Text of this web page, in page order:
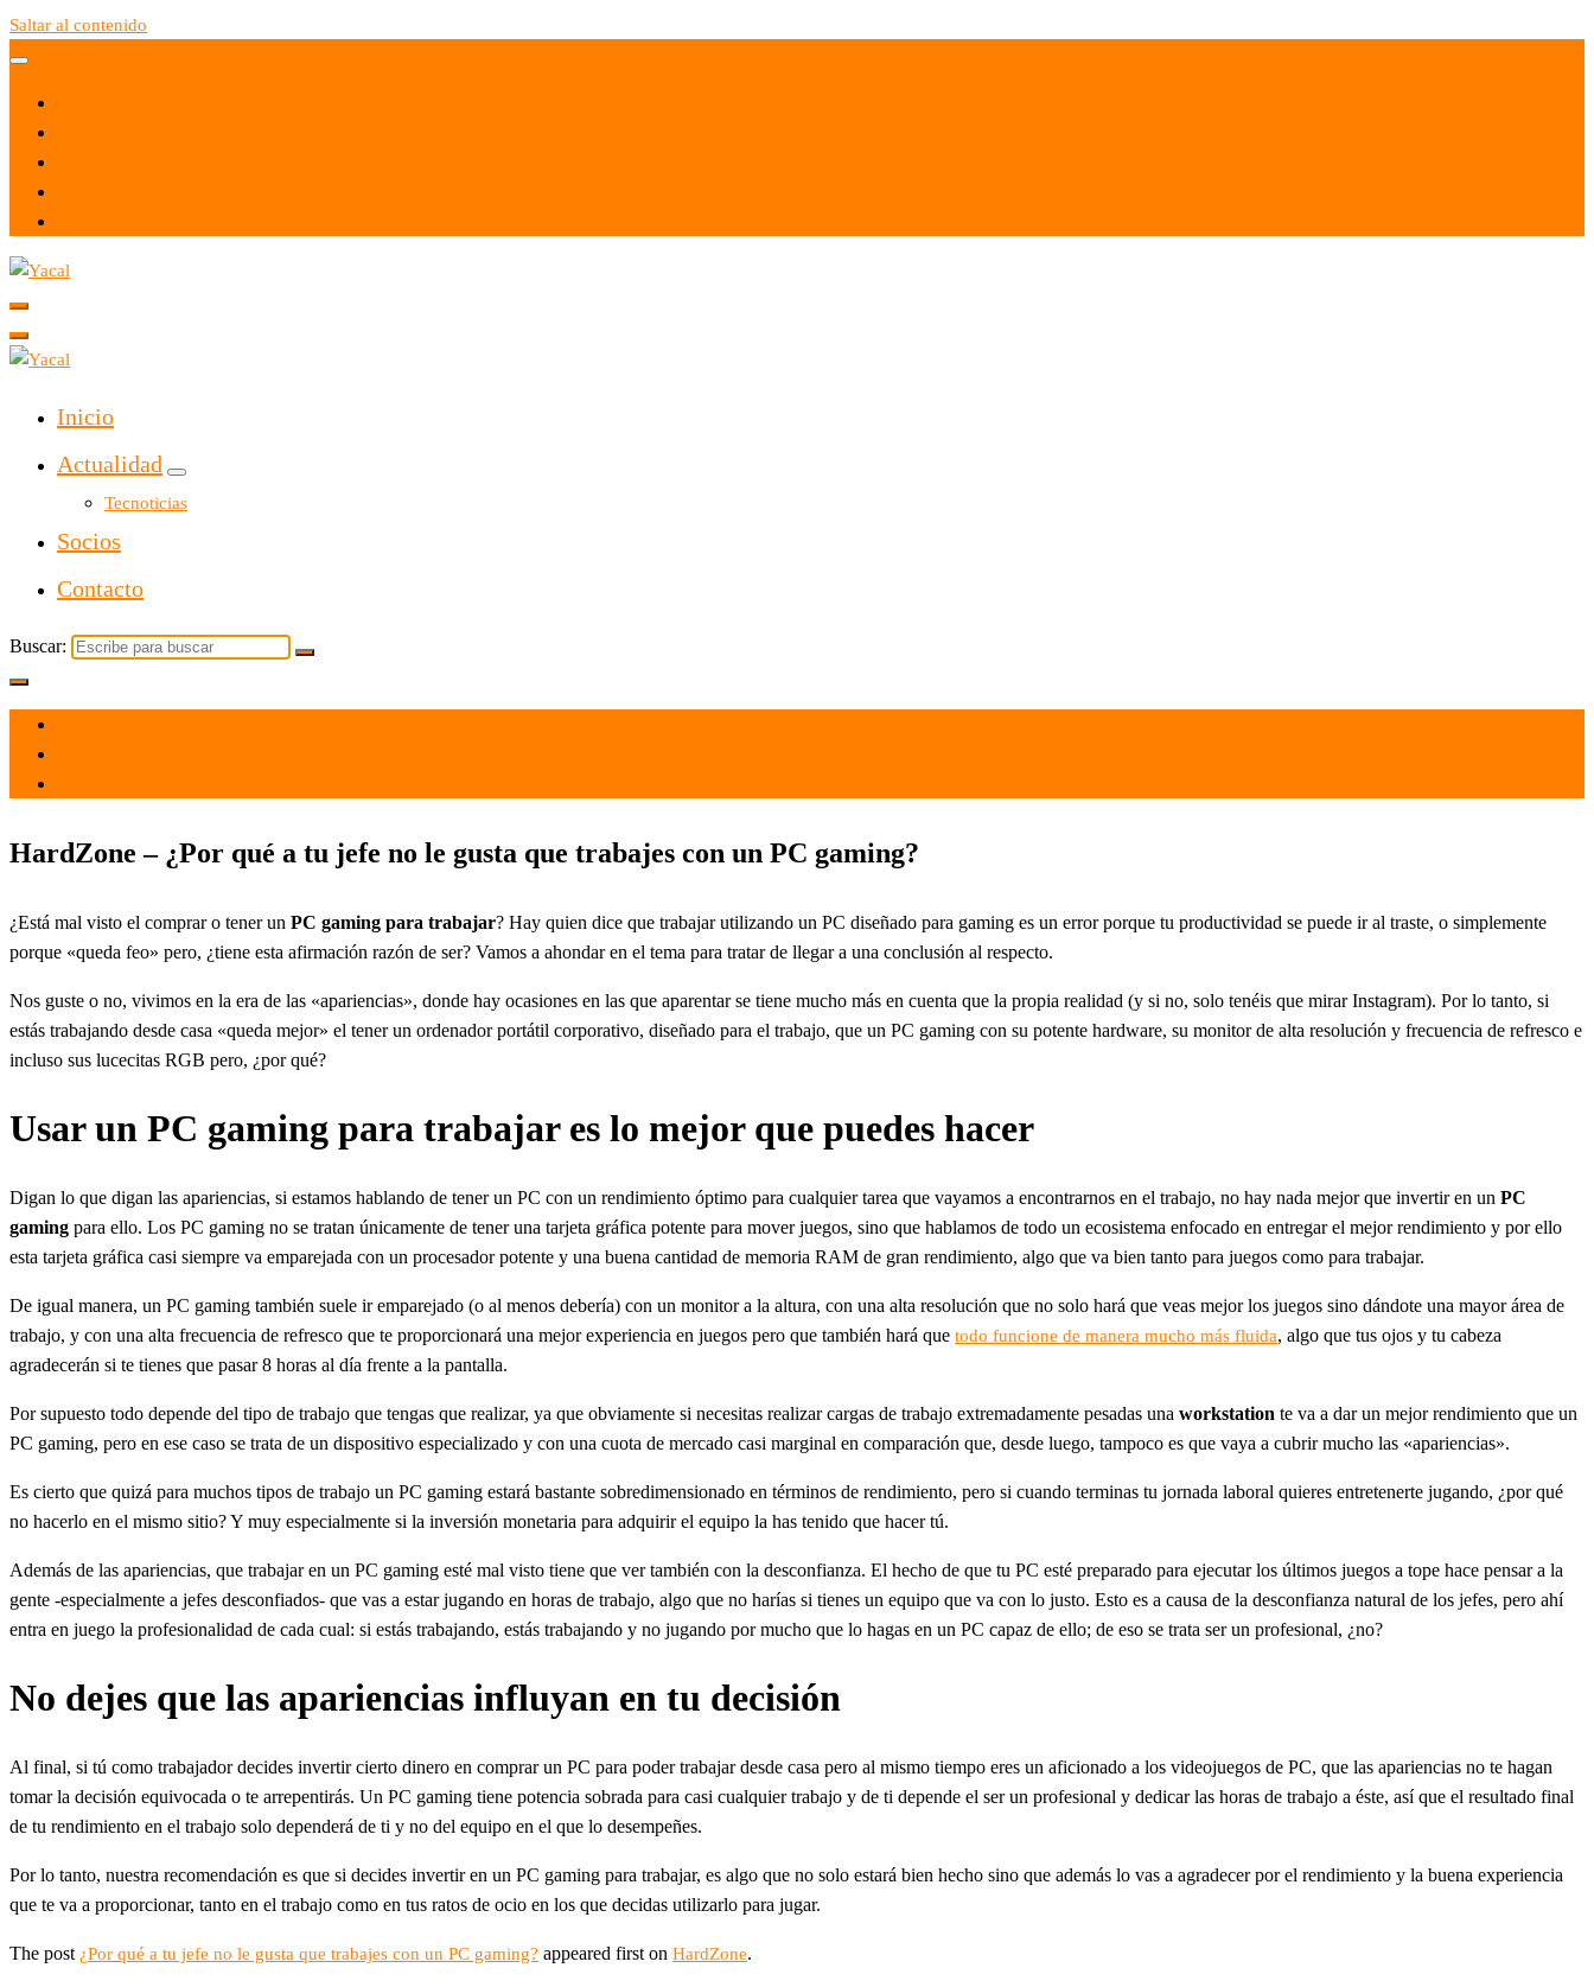
Saltar al contenido
Yacal micro hosting
Inicio
Actualidad
Tecnoticias
Socios
Contacto
Buscar:
HardZone – ¿Por qué a tu jefe no le gusta que trabajes con un PC gaming?
¿Está mal visto el comprar o tener un PC gaming para trabajar? Hay quien dice que trabajar utilizando un PC diseñado para gaming es un error porque tu productividad se puede ir al traste, o simplemente
porque «queda feo» pero, ¿tiene esta afirmación razón de ser? Vamos a ahondar en el tema para tratar de llegar a una conclusión al respecto.
Nos guste o no, vivimos en la era de las «apariencias», donde hay ocasiones en las que aparentar se tiene mucho más en cuenta que la propia realidad (y si no, solo tenéis que mirar Instagram). Por lo tanto, si
estás trabajando desde casa «queda mejor» el tener un ordenador portátil corporativo, diseñado para el trabajo, que un PC gaming con su potente hardware, su monitor de alta resolución y frecuencia de refresco e
incluso sus lucecitas RGB pero, ¿por qué?
Usar un PC gaming para trabajar es lo mejor que puedes hacer
Digan lo que digan las apariencias, si estamos hablando de tener un PC con un rendimiento óptimo para cualquier tarea que vayamos a encontrarnos en el trabajo, no hay nada mejor que invertir en un PC
gaming para ello. Los PC gaming no se tratan únicamente de tener una tarjeta gráfica potente para mover juegos, sino que hablamos de todo un ecosistema enfocado en entregar el mejor rendimiento y por ello
esta tarjeta gráfica casi siempre va emparejada con un procesador potente y una buena cantidad de memoria RAM de gran rendimiento, algo que va bien tanto para juegos como para trabajar.
De igual manera, un PC gaming también suele ir emparejado (o al menos debería) con un monitor a la altura, con una alta resolución que no solo hará que veas mejor los juegos sino dándote una mayor área de
trabajo, y con una alta frecuencia de refresco que te proporcionará una mejor experiencia en juegos pero que también hará que todo funcione de manera mucho más fluida, algo que tus ojos y tu cabeza
agradecerán si te tienes que pasar 8 horas al día frente a la pantalla.
Por supuesto todo depende del tipo de trabajo que tengas que realizar, ya que obviamente si necesitas realizar cargas de trabajo extremadamente pesadas una workstation te va a dar un mejor rendimiento que un
PC gaming, pero en ese caso se trata de un dispositivo especializado y con una cuota de mercado casi marginal en comparación que, desde luego, tampoco es que vaya a cubrir mucho las «apariencias».
Es cierto que quizá para muchos tipos de trabajo un PC gaming estará bastante sobredimensionado en términos de rendimiento, pero si cuando terminas tu jornada laboral quieres entretenerte jugando, ¿por qué
no hacerlo en el mismo sitio? Y muy especialmente si la inversión monetaria para adquirir el equipo la has tenido que hacer tú.
Además de las apariencias, que trabajar en un PC gaming esté mal visto tiene que ver también con la desconfianza. El hecho de que tu PC esté preparado para ejecutar los últimos juegos a tope hace pensar a la
gente -especialmente a jefes desconfiados- que vas a estar jugando en horas de trabajo, algo que no harías si tienes un equipo que va con lo justo. Esto es a causa de la desconfianza natural de los jefes, pero ahí
entra en juego la profesionalidad de cada cual: si estás trabajando, estás trabajando y no jugando por mucho que lo hagas en un PC capaz de ello; de eso se trata ser un profesional, ¿no?
No dejes que las apariencias influyan en tu decisión
Al final, si tú como trabajador decides invertir cierto dinero en comprar un PC para poder trabajar desde casa pero al mismo tiempo eres un aficionado a los videojuegos de PC, que las apariencias no te hagan
tomar la decisión equivocada o te arrepentirás. Un PC gaming tiene potencia sobrada para casi cualquier trabajo y de ti depende el ser un profesional y dedicar las horas de trabajo a éste, así que el resultado final
de tu rendimiento en el trabajo solo dependerá de ti y no del equipo en el que lo desempeñes.
Por lo tanto, nuestra recomendación es que si decides invertir en un PC gaming para trabajar, es algo que no solo estará bien hecho sino que además lo vas a agradecer por el rendimiento y la buena experiencia
que te va a proporcionar, tanto en el trabajo como en tus ratos de ocio en los que decidas utilizarlo para jugar.
The post ¿Por qué a tu jefe no le gusta que trabajes con un PC gaming? appeared first on HardZone.